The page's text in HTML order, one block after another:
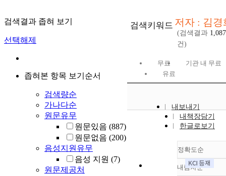
검색결과 좁혀 보기
선택해제
좁혀본 항목 보기순서
검색량순
가나다순
원문유무
원문있음 (887)
원문없음 (200)
음성지원유무
음성 지원 (7)
원문제공처
검색키워드 저자 : 김경
(검색결과 1,087
건)
무료
기관 내 무료
유료
내보내기
내책장담기
한글로보기
정확도순
정확도
내림차순